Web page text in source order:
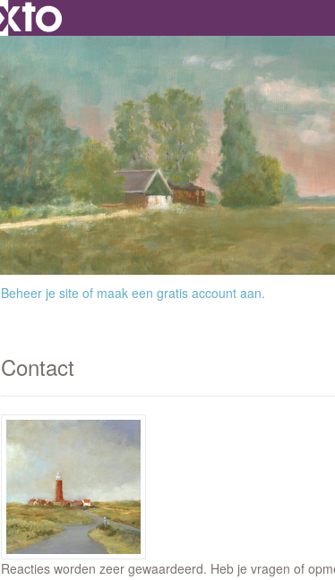
Beheer je site of maak een gratis account aan.
Contact
Reacties worden zeer gewaardeerd. Heb je vragen of